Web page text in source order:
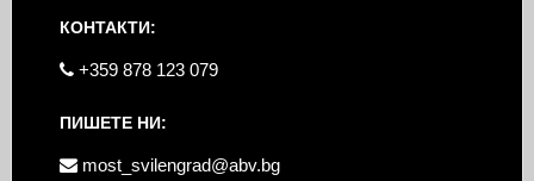
КОНТАКТИ:
+359 878 123 079
ПИШЕТЕ НИ:
most_svilengrad@abv.bg